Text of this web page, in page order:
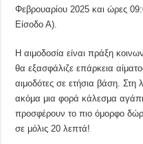
Φεβρουαρίου 2025 και ώρες
Είσοδο Α).
Η αιμοδοσία είναι πράξη
θα εξασφάλιζε επάρκεια
αιμοδότες σε ετήσια βάση. Στη
ακόμα μια φορά κάλεσμα
προσφέρουν το πιο όμορφο
σε μόλις 20 λεπτά!